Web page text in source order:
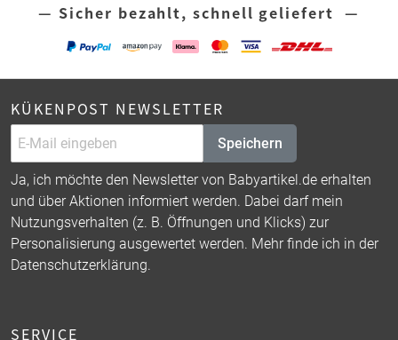
— Sicher bezahlt, schnell geliefert —
KÜKENPOST NEWSLETTER
Speichern
Ja, ich möchte den Newsletter von Babyartikel.de erhalten
und über Aktionen informiert werden. Dabei darf mein
Nutzungsverhalten (z. B. Öffnungen und Klicks) zur
Personalisierung ausgewertet werden. Mehr finde ich in der
Datenschutzerklärung.
SERVICE